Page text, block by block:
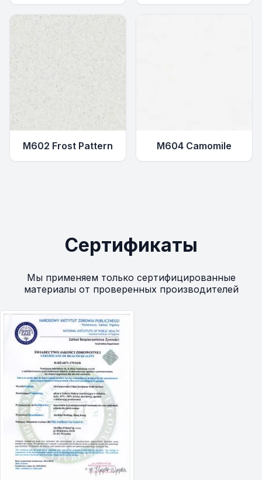
M602 Frost Pattern M604 Camomile
Сертификаты
Мы применяем только сертифицированные
материалы от проверенных производителей